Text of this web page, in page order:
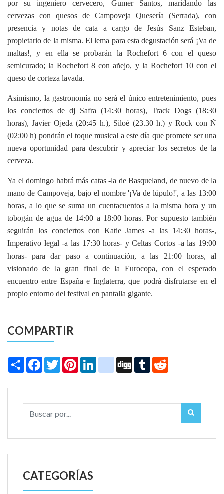
por su ingeniero cervecero, Gumer Santos, maridando las
cervezas con quesos de Campoveja Quesería (Serrada), con
presencia y notas de cata a cargo de Jesús Sanz Esteban,
propietario de la misma. El lema para esta degustación será ¡Va de
maltas!, y en ella se probarán la Rochefort 6 con el queso
semicurado; la Rochefort 8 con añejo, y la Rochefort 10 con el
queso de corteza lavada.
Asimismo, la gastronomía no será el único entretenimiento, pues
los conciertos de dj Safra (14:30 horas), Track Dogs (18:30
horas), Javier Ojeda (20:45 h.), Siloé (23.30 h.) y Rock con Ñ
(02:00 h) pondrán el toque musical a este día que promete ser una
nueva oportunidad para descubrir y apreciar los secretos de la
cerveza.
Ya el domingo habrá más catas -la de Basqueland, de nuevo de la
mano de Campoveja, bajo el nombre '¡Va de lúpulo!', a las 13:00
horas, a lo que se suma un cuentacuentos a la misma hora y un
tobogán de agua de 14:00 a 18:00 horas. Por supuesto también
seguirán los conciertos con Katie James -a las 14:30 horas-,
Imperativo legal -a las 17:30 horas- y Celtas Cortos -a las 19:00
horas- para dar paso a continuación, a las 21:00 horas, al
visionado de la gran final de la Eurocopa, con el esperado
encuentro entre España e Inglaterra, que podrá disfrutarse en el
propio entorno del festival en pantalla gigante.
COMPARTIR
Share Facebook
TwitterPinterestLinkedIninstagram
Digg Tumblr
CATEGORÍAS